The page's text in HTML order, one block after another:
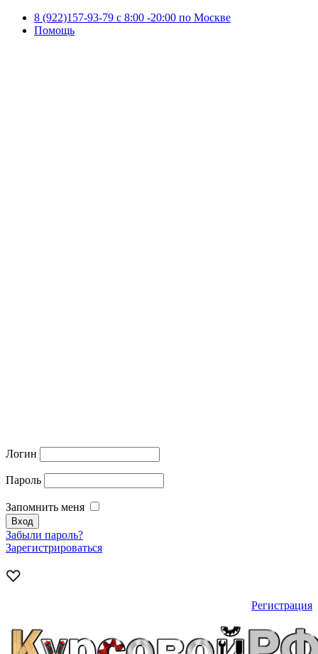
8 (922)157-93-79 c 8:00 -20:00 по Москве
Помощь
Логин
Пароль
Запомнить меня
Забыли пароль?
Зарегистрироваться
Регистрация